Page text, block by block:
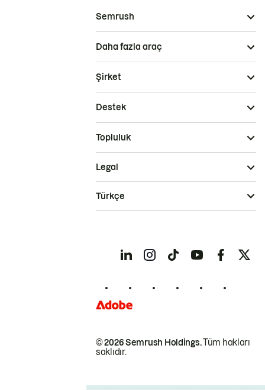
Semrush
Daha fazla araç
Şirket
Destek
Topluluk
© 2026 Semrush Holdings.Tüm hakları
saklıdır.
Legal
Türkçe